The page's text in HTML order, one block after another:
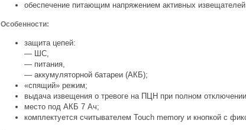
обеспечение питающим напряжением активных извещателей
Особенности:
защита цепей:
— ШС,
— питания,
— аккумуляторной батареи (АКБ);
«спящий» режим;
выдача извещения о тревоге на ПЦН при полном отключении
место под АКБ 7 Ач;
комплектуется считывателем Touch memory и кнопкой с